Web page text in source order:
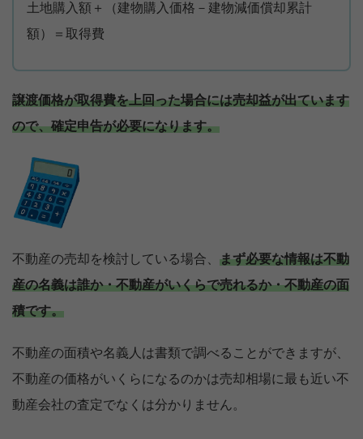
土地購入額＋（建物購入価格－建物減価償却累計
額）＝取得費
譲渡価格が取得費を上回った場合には売却益が出ています
ので、確定申告が必要になります。
不動産の売却を検討している場合、 まず必要な情報は不動
産の名義は誰か・不動産がいくらで売れるか・不動産の面
積です。
不動産の面積や名義人は書類で調べることができますが、
不動産の価格がいくらになるのかは売却相場に最も近い不
動産会社の査定でなくは分かりません。